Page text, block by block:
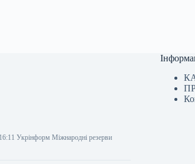
Укрінформ Міжнародні резерви